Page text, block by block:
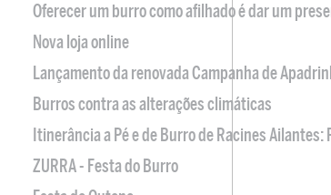
Oferecer um burro como afilhado é dar um
Nova loja online
Lançamento da renovada Campanha de
Burros contra as alterações climáticas
Itinerância a Pé e de Burro de Racines
ZURRA - Festa do Burro